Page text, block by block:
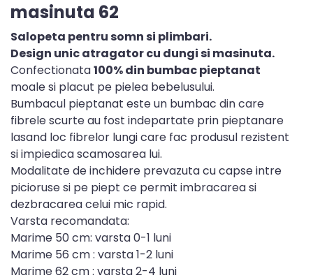
masinuta 62
Salopeta pentru somn si plimbari.
Design unic atragator cu dungi si masinuta.
Confectionata100% din bumbac pieptanat
moale si placut pe pielea bebelusului.
Bumbacul pieptanat este un bumbac din care
fibrele scurte au fost indepartate prin pieptanare
lasand loc fibrelor lungi care fac produsul rezistent
si impiedica scamosarea lui.
Modalitate de inchidere prevazuta cu capse intre
picioruse si pe piept ce permit imbracarea si
dezbracarea celui mic rapid.
Varsta recomandata:
Marime 50 cm: varsta 0-1 luni
Marime 56 cm : varsta 1-2 luni
Marime 62 cm : varsta 2-4 luni